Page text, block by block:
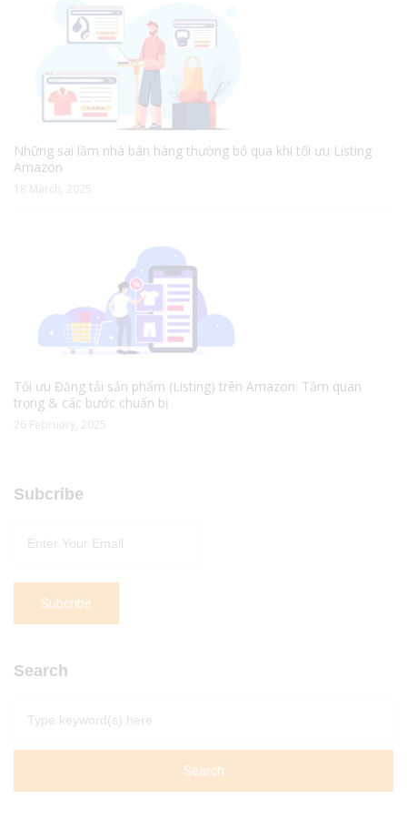
Những sai lầm nhà bán hàng thường bỏ qua khi tối ưu Listing
Amazon
18 March, 2025
Tối ưu Đăng tải sản phẩm (Listing) trên Amazon: Tầm quan
trọng & các bước chuẩn bị
26 February, 2025
Subcribe
Search